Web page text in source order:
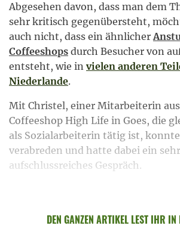
Abgesehen davon, dass man dem
sehr kritisch gegenübersteht,
auch nicht, dass ein ähnlicher
Coffeeshops durch Besucher von
entsteht, wie in vielen anderen
Niederlande.
Mit Christel, einer Mitarbeiterin
Coffeeshop High Life in Goes, die
als Sozialarbeiterin tätig ist,
verabreden und hatte dabei ein sehr
aufschlussreiches Gespräch.
DEN GANZEN ARTIKEL LEST IHR